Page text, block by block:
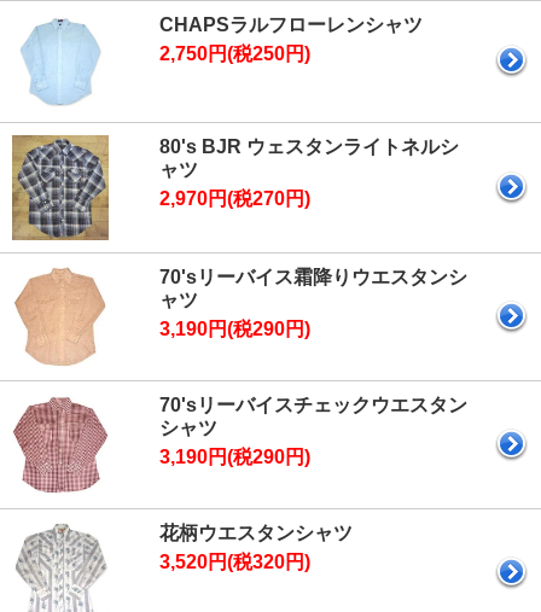
CHAPSラルフローレンシャツ
2,750円(税250円)
80's BJR ウェスタンライトネルシ
ャツ
2,970円(税270円)
70'sリーバイス霜降りウエスタンシ
ャツ
3,190円(税290円)
70'sリーバイスチェックウエスタン
シャツ
3,190円(税290円)
花柄ウエスタンシャツ
3,520円(税320円)